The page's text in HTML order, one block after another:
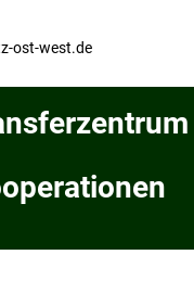
ost-west.de